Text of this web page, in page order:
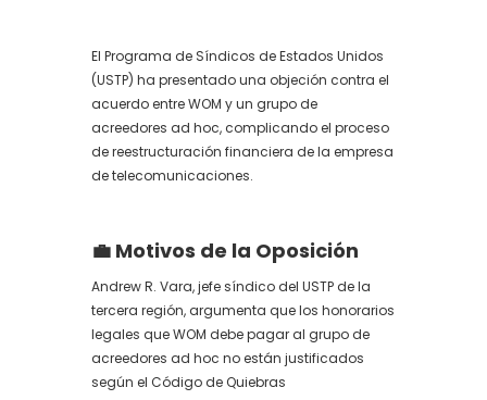
El Programa de Síndicos de Estados Unidos
(USTP) ha presentado una objeción contra el
acuerdo entre WOM y un grupo de
acreedores ad hoc, complicando el proceso
de reestructuración financiera de la empresa
de telecomunicaciones.
💼 Motivos de la Oposición
Andrew R. Vara, jefe síndico del USTP de la
tercera región, argumenta que los honorarios
legales que WOM debe pagar al grupo de
acreedores ad hoc no están justificados
según el Código de Quiebras